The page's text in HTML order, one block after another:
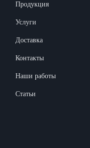
Продукция
Услуги
Доставка
Контакты
Наши работы
Статьи